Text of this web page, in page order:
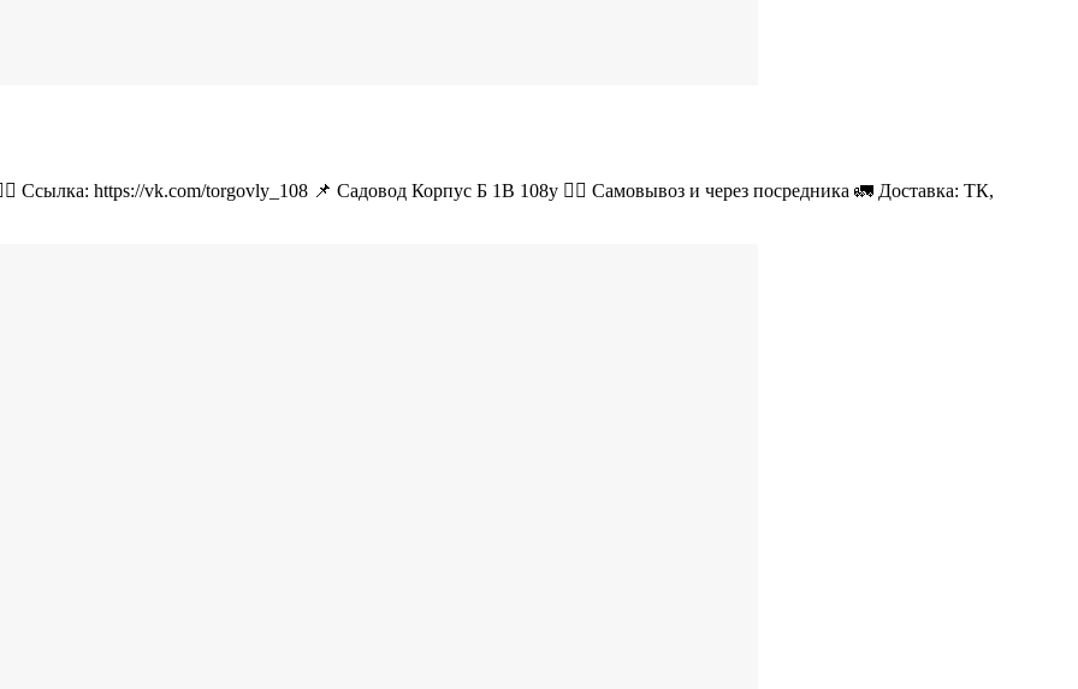
Ссылка: https://vk.com/torgovly_108 📌 Садовод Корпус Б 1В 108у 🚶‍♂ Самовывоз и через посредника 🚛 Доставка: ТК,